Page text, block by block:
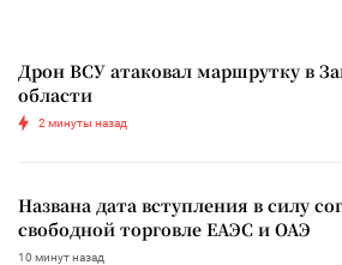
Дрон ВСУ атаковал маршрутку в
области
2 минуты назад
Названа дата вступления в силу
свободной торговле ЕАЭС и ОАЭ
10 минут назад